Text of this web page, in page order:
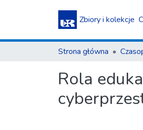
Zbiory i kolekcje
Strona główna
Rola